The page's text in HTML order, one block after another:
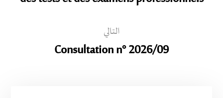
التالي
Consultation n° 2026/09